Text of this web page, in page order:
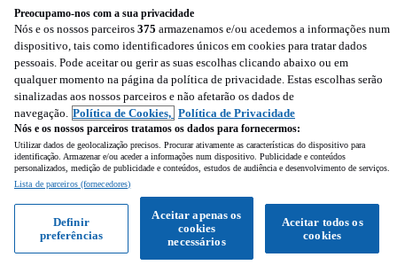
Ligar WhatsApp
Preocupamo-nos com a sua privacidade
Nós e os nossos parceiros 375 armazenamos e/ou acedemos a informações num
dispositivo, tais como identificadores únicos em cookies para tratar dados
pessoais. Pode aceitar ou gerir as suas escolhas clicando abaixo ou em
qualquer momento na página da política de privacidade. Estas escolhas serão
sinalizadas aos nossos parceiros e não afetarão os dados de
navegação. Política de Cookies, Política de Privacidade
Nós e os nossos parceiros tratamos os dados para fornecermos:
Utilizar dados de geolocalização precisos. Procurar ativamente as características do dispositivo para
identificação. Armazenar e/ou aceder a informações num dispositivo. Publicidade e conteúdos
personalizados, medição de publicidade e conteúdos, estudos de audiência e desenvolvimento de serviços.
Lista de parceiros (fornecedores)
Aceitar todos os
cookies
Aceitar apenas os
cookies
necessários
Definir
preferências